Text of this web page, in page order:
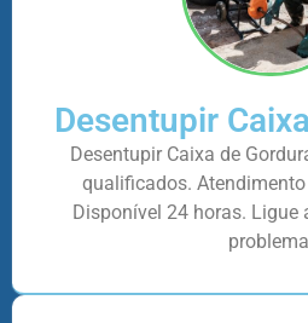
Desentupir
Desentupir Caixa de
qualificados.
Disponível 24 horas. Ligue